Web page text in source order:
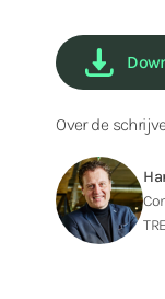
Over de